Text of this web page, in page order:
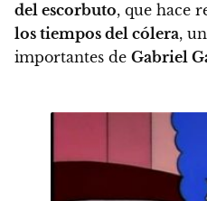
del escorbuto, que hace
los tiempos del cólera,
importantes de Gabriel